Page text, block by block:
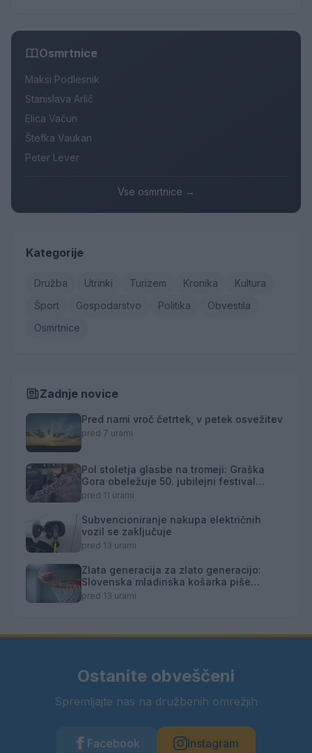
Osmrtnice
Maksi Podlesnik
Stanislava Arlič
Elica Vačun
Štefka Vaukan
Peter Lever
Vse osmrtnice →
Kategorije
Družba Utrinki Turizem Kronika
Kultura
Šport
Gospodarstvo Politika
Obvestila
Osmrtnice
Zadnje novice
Pred nami vroč četrtek, v petek osvežitev
pred 7 urami
Pol stoletja glasbe na tromeji: Graška
Gora obeležuje 50. jubilejni festival
narodno-zabavne glasbe
pred 11 urami
Subvencioniranje nakupa električnih
vozil se zaključuje
pred 13 urami
Zlata generacija za zlato generacijo:
Slovenska mladinska košarka piše
zgodovino
pred 13 urami
Ostanite obveščeni
Spremljajte nas na družbenih omrežjih
Facebook Instagram